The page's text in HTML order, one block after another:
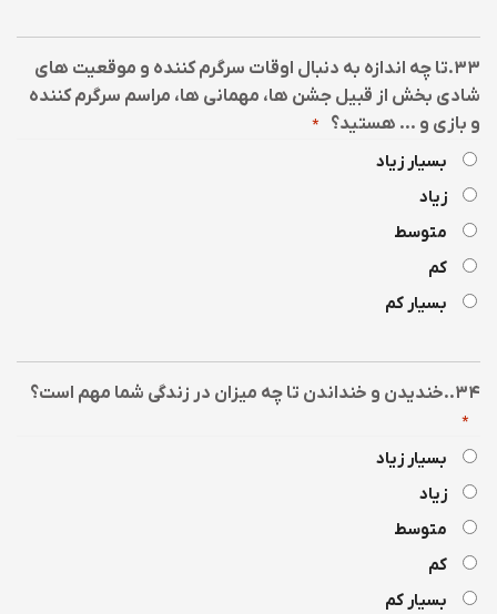
۳۳.تا چه اندازه به دنبال اوقات سرگرم کننده و موقعیت های
شادی بخش از قبیل جشن ها، مهمانی ها، مراسم سرگرم کننده
و بازی و … هستید؟
*
بسیار زیاد
زیاد
متوسط
کم
بسیار کم
۳۴..خندیدن و خنداندن تا چه میزان در زندگی شما مهم است؟
*
بسیار زیاد
زیاد
متوسط
کم
بسیار کم